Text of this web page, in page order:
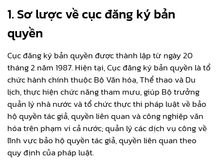
1. Sơ lược về cục đăng ký bản
quyền
Cục đăng ký bản quyền được thành lập từ ngày 20
tháng 2 năm 1987. Hiện tại, Cục đăng ký bản quyền là tổ
chức hành chính thuộc Bộ Văn hóa, Thể thao và Du
lịch, thực hiện chức năng tham mưu, giúp Bộ trưởng
quản lý nhà nước và tổ chức thực thi pháp luật về bảo
hộ quyền tác giả, quyền liên quan và công nghiệp văn
hóa trên phạm vi cả nước; quản lý các dịch vụ công về
lĩnh vực bảo hộ quyền tác giả, quyền liên quan theo
quy định của pháp luật.